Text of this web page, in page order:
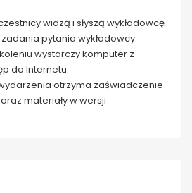
widzą i słyszą wykładowcę
pytania wykładowcy.
wystarczy komputer z
do Internetu.
otrzyma zaświadczenie
materiały w wersji